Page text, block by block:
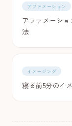
アファメーション
アファメーシ
法
イメージング
寝る前5分のイ